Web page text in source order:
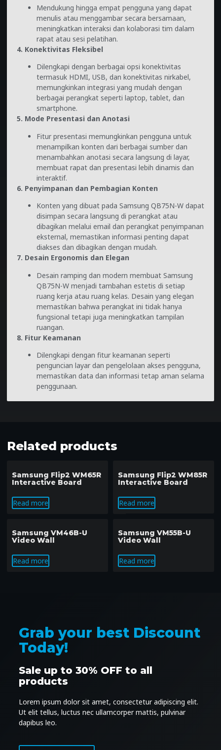
Mendukung hingga empat pengguna yang dapat
menulis atau menggambar secara bersamaan,
meningkatkan interaksi dan kolaborasi tim dalam
rapat atau sesi pelatihan.
4. Konektivitas Fleksibel
Dilengkapi dengan berbagai opsi konektivitas
termasuk HDMI, USB, dan konektivitas nirkabel,
memungkinkan integrasi yang mudah dengan
berbagai perangkat seperti laptop, tablet, dan
smartphone.
5. Mode Presentasi dan Anotasi
Fitur presentasi memungkinkan pengguna untuk
menampilkan konten dari berbagai sumber dan
menambahkan anotasi secara langsung di layar,
membuat rapat dan presentasi lebih dinamis dan
interaktif.
6. Penyimpanan dan Pembagian Konten
Konten yang dibuat pada Samsung QB75N-W dapat
disimpan secara langsung di perangkat atau
dibagikan melalui email dan perangkat penyimpanan
eksternal, memastikan informasi penting dapat
diakses dan dibagikan dengan mudah.
7. Desain Ergonomis dan Elegan
Desain ramping dan modern membuat Samsung
QB75N-W menjadi tambahan estetis di setiap
ruang kerja atau ruang kelas. Desain yang elegan
memastikan bahwa perangkat ini tidak hanya
fungsional tetapi juga meningkatkan tampilan
ruangan.
8. Fitur Keamanan
Dilengkapi dengan fitur keamanan seperti
penguncian layar dan pengelolaan akses pengguna,
memastikan data dan informasi tetap aman selama
penggunaan.
Related products
Samsung Flip2 WM65R
Interactive Board
Read more
Samsung Flip2 WM85R
Interactive Board
Read more
Samsung VM46B-U
Video Wall
Read more
Samsung VM55B-U
Video Wall
Read more
Grab your best Discount
Today!
Sale up to 30% OFF to all
products
Lorem ipsum dolor sit amet, consectetur adipiscing elit.
Ut elit tellus, luctus nec ullamcorper mattis, pulvinar
dapibus leo.